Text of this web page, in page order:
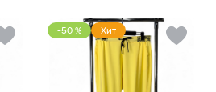
-50 % Хит